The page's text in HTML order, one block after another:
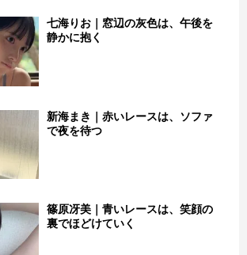
七海りお｜窓辺の灰色は、午後を
静かに抱く
新海まき｜赤いレースは、ソファ
で夜を待つ
篠原冴美｜青いレースは、笑顔の
裏でほどけていく